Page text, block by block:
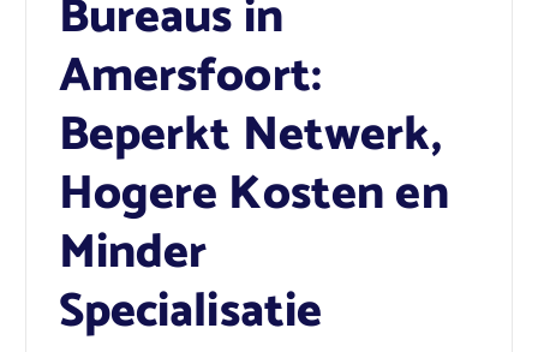
Bureaus in
Amersfoort:
Beperkt Netwerk,
Hogere Kosten en
Minder
Specialisatie